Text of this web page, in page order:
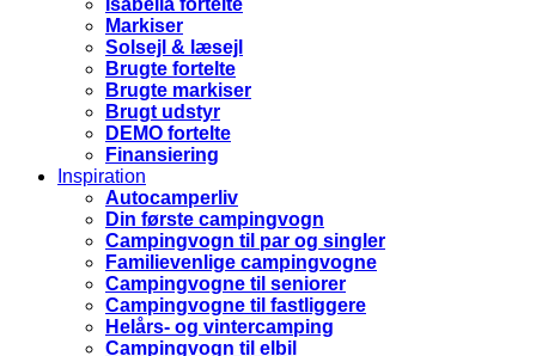
Isabella fortelte
Markiser
Solsejl & læsejl
Brugte fortelte
Brugte markiser
Brugt udstyr
DEMO fortelte
Finansiering
Inspiration
Autocamperliv
Din første campingvogn
Campingvogn til par og singler
Familievenlige campingvogne
Campingvogne til seniorer
Campingvogne til fastliggere
Helårs- og vintercamping
Campingvogn til elbil